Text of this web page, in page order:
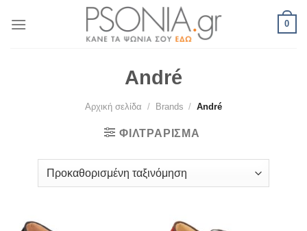
0
André
Αρχική σελίδα / Brands / André
ΦΙΛΤΡΆΡΙΣΜΑ